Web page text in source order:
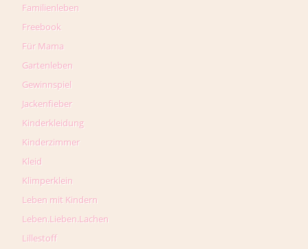
Familienleben
Freebook
Für Mama
Gartenleben
Gewinnspiel
Jackenfieber
Kinderkleidung
Kinderzimmer
Kleid
Klimperklein
Leben mit Kindern
Leben.Lieben.Lachen
Lillestoff